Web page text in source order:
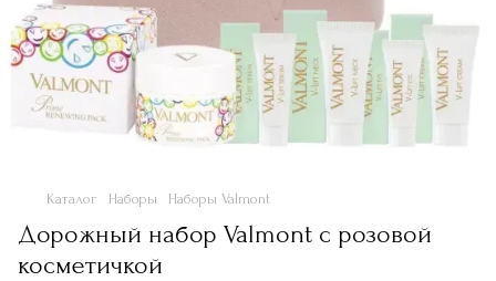
Каталог Наборы Наборы Valmont
Дорожный набор Valmont с розовой
косметичкой